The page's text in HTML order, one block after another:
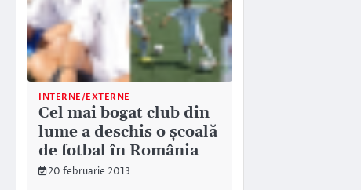
INTERNE/EXTERNE
Cel mai bogat club din
lume a deschis o şcoală
de fotbal în România
20 februarie 2013